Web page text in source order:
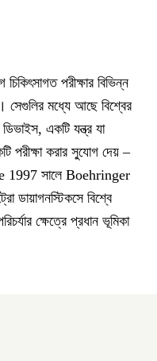
পরীক্ষার বিভিন্ন
সেগুলির মধ্যে আছে বিশ্বের
একটি যন্ত্র যা
পরীক্ষা করার সু্যোগ দেয় –
1997 সালে Boehringer
ডায়াগনস্টিকসে বিশ্বে
ক্ষেত্রে প্রধান ভূমিকা